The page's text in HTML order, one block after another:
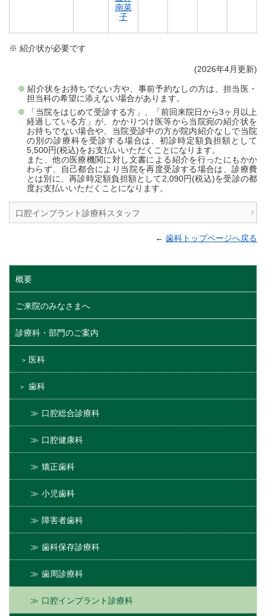
南菜
子
※ 紹介状が必要です
(2026年4月更新)
紹介状をお持ちでない方や、事前予約なしの方は、担当医・
担当科の希望に添えない場合があります。
「当院をはじめて受診する方」、「前回来院日から3ヶ月以上
経過している方」が、かかりつけ医等から当院宛の紹介状を
お持ちでない場合や、当院受診中の方が院内紹介なしで当院
の別の診療科を受診する場合は、初診時定額負担額として
5,500円(税込)をお支払いいただくことになります。
また、他の医療機関に対し文書による紹介を行ったにもかか
わらず、自己都合により当院を再度受診する場合は、診療費
とは別に、再診時定額負担額として2,090円(税込)を受診の都
度お支払いいただくことになります。
口腔インプラント診療科スタッフ
← 歯科トップページへ戻る
概要
ご来院のみなさまへ
診療科・部門のご案内
医科
歯科
口腔総合診療科
口腔健康科
矯正歯科
小児歯科
障害者歯科
歯科保存診療科
歯周診療科
口腔インプラント診療科